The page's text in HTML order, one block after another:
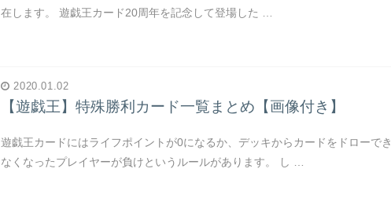
在します。 遊戯王カード20周年を記念して登場した …
2020.01.02
【遊戯王】特殊勝利カード一覧まとめ【画像付き】
遊戯王カードにはライフポイントが0になるか、デッキからカードをドローでき
なくなったプレイヤーが負けというルールがあります。 し …